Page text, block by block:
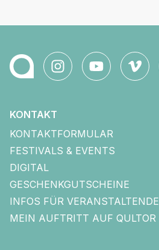
KONTAKT
KONTAKTFORMULAR
FESTIVALS & EVENTS
DIGITAL
GESCHENKGUTSCHEINE
INFOS FÜR VERANSTALTENDE
MEIN AUFTRITT AUF QULTOR